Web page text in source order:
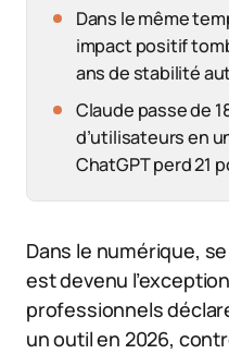
Dans le même
impact positif
ans de stabilité
Claude passe de
d’utilisateurs en
ChatGPT perd 21
Dans le numérique,
est devenu
professionnels
un outil en 2026,